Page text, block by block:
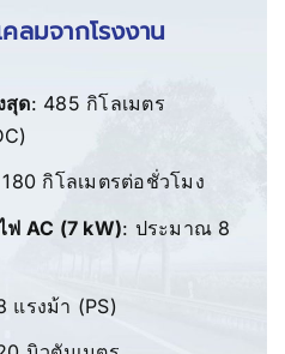
ลมจากโรงงาน
สุด: 485 กิโลเมตร
180 กิโลเมตรต่อชั่วโมง
ฟ AC (7 kW): ประมาณ 8
แรงม้า (PS)